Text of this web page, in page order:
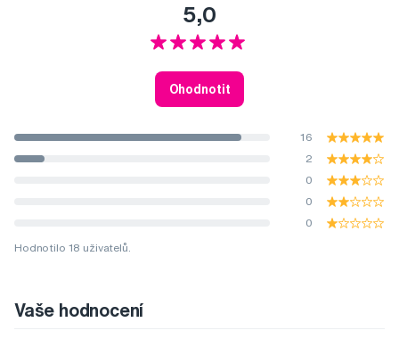
5,0
Ohodnotit
16
2
0
0
0
Hodnotilo 18 uživatelů.
Vaše hodnocení